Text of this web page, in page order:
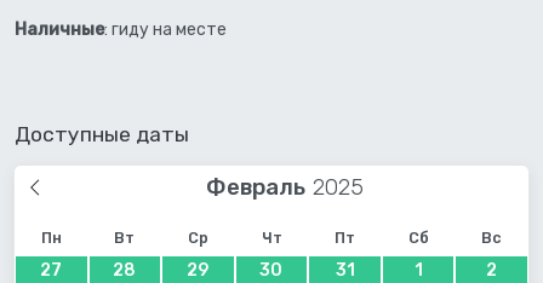
Наличные: гиду на месте
Доступные даты
Февраль
Пн Вт Ср Чт Пт Сб Вс
27 28 29 30 31 1 2